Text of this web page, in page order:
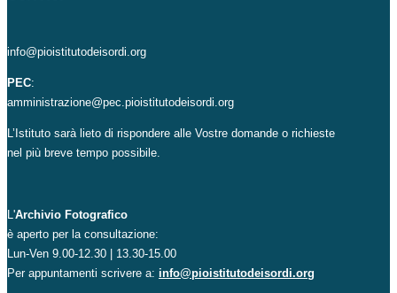
info@pioistitutodeisordi.org
PEC:
amministrazione@pec.pioistitutodeisordi.org
L’Istituto sarà lieto di rispondere alle Vostre domande o richieste
nel più breve tempo possibile.
L'Archivio Fotografico
è aperto per la consultazione:
Lun-Ven 9.00-12.30 | 13.30-15.00
Per appuntamenti scrivere a: info@pioistitutodeisordi.org